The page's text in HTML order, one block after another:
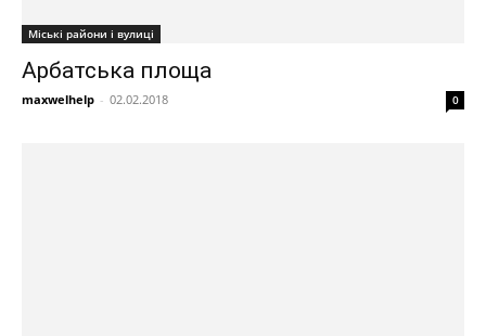
Міські райони і вулиці
Арбатська площа
maxwelhelp - 02.02.2018 0